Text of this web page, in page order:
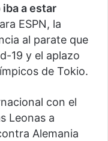
a estar
ESPN, la
al parate que
19 y el aplazo
de Tokio.
con el
Leonas a
Alemania